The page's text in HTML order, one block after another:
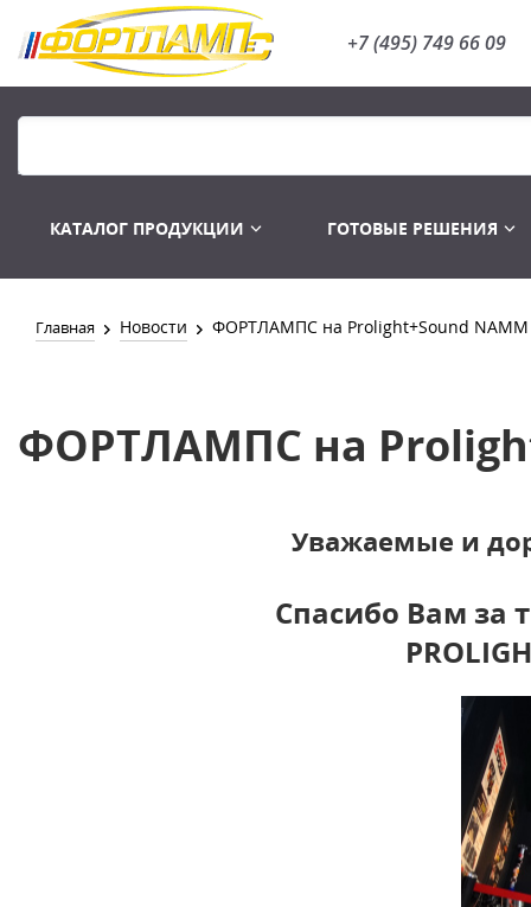
+7 (495) 749 66 09
КАТАЛОГ ПРОДУКЦИИ ГОТОВЫЕ РЕШЕНИЯ
Главная Новости ФОРТЛАМПС на Prolight+Sound NAMM
ФОРТЛАМПС на
Уважаемые и
Спасибо Вам за